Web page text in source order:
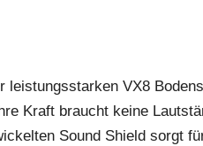
leistungsstarken VX8
Kraft braucht keine
Sound Shield sorgt